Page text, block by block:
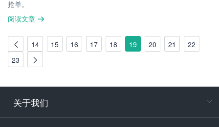
抢单。
阅读文章
14 15 16 17 18 19 20 21
22
23
关于我们